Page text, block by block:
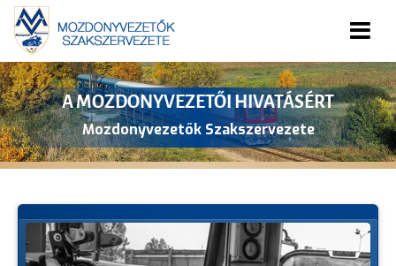
TÁMOGASD ADÓD EGY SZÁZALÉKÁVAL!
Mozdonyvezetők a Biztonságos és Egészséges Életért
Alapítvány